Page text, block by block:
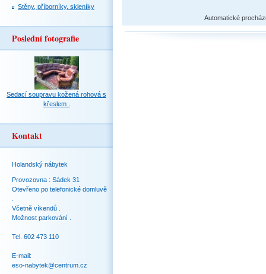
Automatické
Stěny, příborníky, skleníky
Poslední fotografie
Sedací soupravu kožená rohová s
křeslem .
Kontakt
Holandský nábytek
Provozovna : Sádek 31
Otevřeno po telefonické domluvě
Včetně víkendů .
Možnost parkování .
Tel. 602 473 110
E-mail:
eso-nabytek@centrum.cz